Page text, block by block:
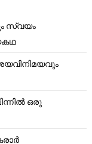
സ്വയം
ഒരു